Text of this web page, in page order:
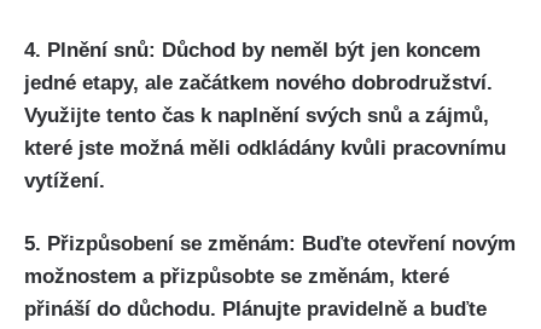
4. Plnění snů: Důchod by neměl být jen koncem
jedné etapy, ale začátkem nového dobrodružství.
Využijte tento čas k naplnění svých snů a zájmů,
které jste možná měli odkládány kvůli pracovnímu
vytížení.
5. Přizpůsobení se změnám: Buďte otevření novým
možnostem a přizpůsobte se změnám, které
přináší do důchodu. Plánujte pravidelně a buďte